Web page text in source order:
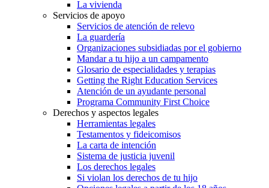
La vivienda
Servicios de apoyo
Servicios de atención de relevo
La guardería
Organizaciones subsidiadas por el gobierno
Mandar a tu hijo a un campamento
Glosario de especialidades y terapias
Getting the Right Education Services
Atención de un ayudante personal
Programa Community First Choice
Derechos y aspectos legales
Herramientas legales
Testamentos y fideicomisos
La carta de intención
Sistema de justicia juvenil
Los derechos legales
Si violan los derechos de tu hijo